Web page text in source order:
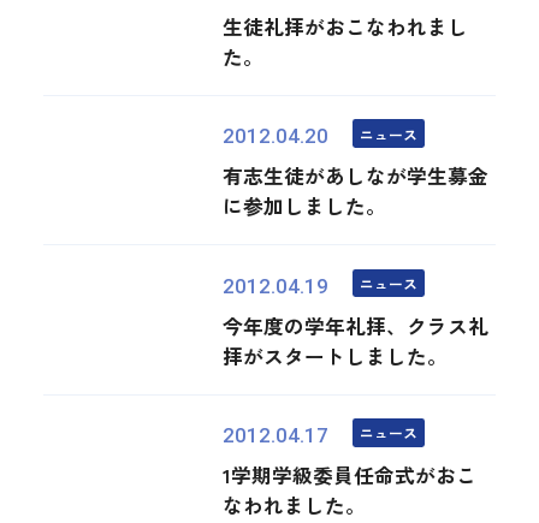
生徒礼拝がおこなわれまし
た。
2012.04.20 ニュース
有志生徒があしなが学生募金
に参加しました。
2012.04.19 ニュース
今年度の学年礼拝、クラス礼
拝がスタートしました。
2012.04.17 ニュース
1学期学級委員任命式がおこ
なわれました。